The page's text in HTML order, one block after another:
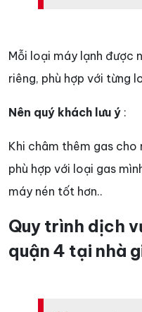
Mỗi loại máy lạnh được
riêng, phù hợp với từng
Nên quý khách lưu ý :
Khi châm thêm gas cho
phù hợp với loại gas
máy nén tốt hơn..
Quy trình dịch
quận 4 tại nhà